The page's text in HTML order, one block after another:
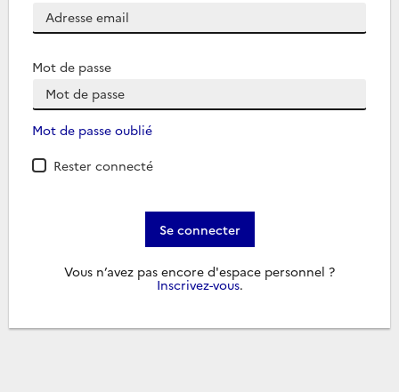
Mot de passe
Mot de passe oublié
Rester connecté
Se connecter
Vous n’avez pas encore d'espace personnel ?
Inscrivez-vous.